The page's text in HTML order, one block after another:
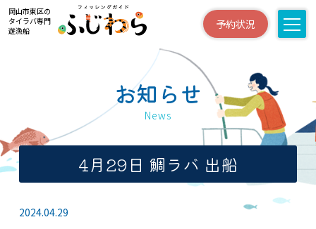
岡山市東区の
タイラバ専門
遊漁船
予約状況
お知らせ
News
4月29日 鯛ラバ 出船
2024.04.29